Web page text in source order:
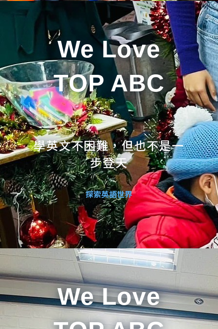
We Love
TOP ABC
學英文不困難，但也不是一
步登天
探索英語世界
We Love